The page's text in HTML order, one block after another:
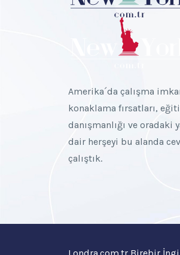
Amerika´da çalışma
konaklama fırsatları,
danışmanlığı ve oradaki
dair herşeyi bu alanda
çalıştık.
Londra.com.tr Birebir